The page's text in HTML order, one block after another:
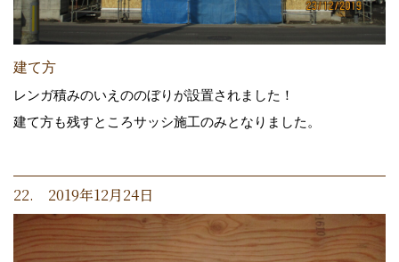
建て方
レンガ積みのいえののぼりが設置されました！
建て方も残すところサッシ施工のみとなりました。
22. 2019年12月24日